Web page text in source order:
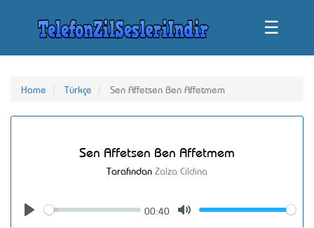
☰
Home Türkçe Sen Affetsen Ben Affetmem
Sen Affetsen Ben Affetmem
Tarafından Zalza Cildina
Seek
00:40
Volume